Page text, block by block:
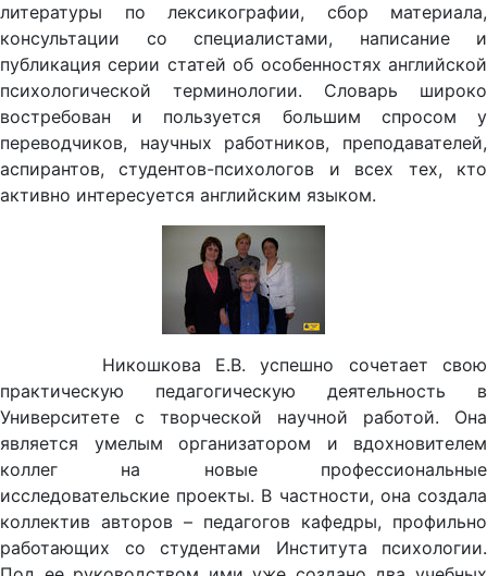
литературы по лексикографии, сбор материала,
консультации со специалистами, написание и
публикация серии статей об особенностях английской
психологической терминологии. Словарь широко
востребован и пользуется большим спросом у
переводчиков, научных работников, преподавателей,
аспирантов, студентов-психологов и всех тех, кто
активно интересуется английским языком.
Никошкова Е.В. успешно сочетает свою
практическую педагогическую деятельность в
Университете с творческой научной работой. Она
является умелым организатором и вдохновителем
коллег на новые профессиональные
исследовательские проекты. В частности, она создала
коллектив авторов – педагогов кафедры, профильно
работающих со студентами Института психологии.